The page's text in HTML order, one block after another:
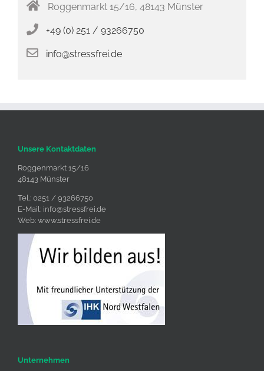
Roggenmarkt 15/16, 48143 Münster
+49 (0) 251 / 93266750
info@stressfrei.de
Unsere Kontaktdaten
Roggenmarkt 15/16
48143 Münster
Tel.: 0251 / 93266750
E-Mail: info@stressfrei.de
Web: www.stressfrei.de
Unternehmen